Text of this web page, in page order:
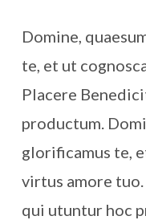
Domine,
te, et ut
Placere
productum.
glorificamus te,
virtus amore
qui utuntur hoc